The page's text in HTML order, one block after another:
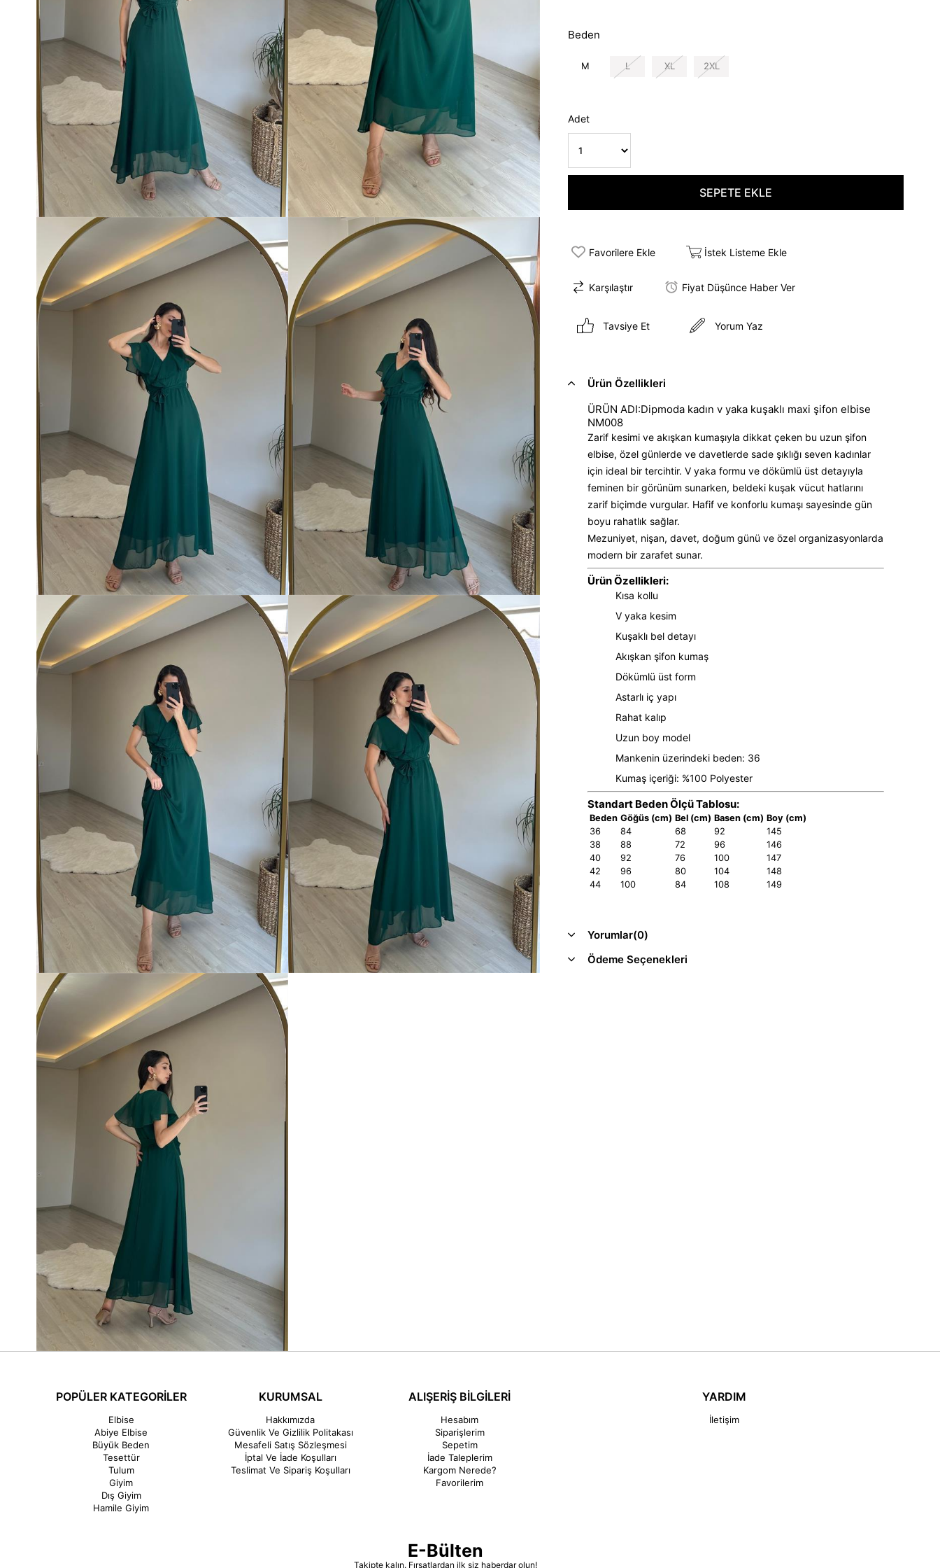
Beden
M L XL 2XL
Adet
Favorilere Ekle İstek Listeme Ekle
Karşılaştır Fiyat Düşünce Haber Ver
Tavsiye Et Yorum Yaz
Ürün Özellikleri
ÜRÜN ADI:Dipmoda kadın v yaka kuşaklı maxi şifon elbise
NM008
Zarif kesimi ve akışkan kumaşıyla dikkat çeken bu uzun şifon
elbise, özel günlerde ve davetlerde sade şıklığı seven kadınlar
için ideal bir tercihtir. V yaka formu ve dökümlü üst detayıyla
feminen bir görünüm sunarken, beldeki kuşak vücut hatlarını
zarif biçimde vurgular. Hafif ve konforlu kumaşı sayesinde gün
boyu rahatlık sağlar.
Mezuniyet, nişan, davet, doğum günü ve özel organizasyonlarda
modern bir zarafet sunar.
Ürün Özellikleri:
Kısa kollu
V yaka kesim
Kuşaklı bel detayı
Akışkan şifon kumaş
Dökümlü üst form
Astarlı iç yapı
Rahat kalıp
Uzun boy model
Mankenin üzerindeki beden: 36
Kumaş içeriği: %100 Polyester
Standart Beden Ölçü Tablosu:
Beden Göğüs (cm) Bel (cm) Basen (cm) Boy (cm)
36
84 68 92
145
38
88 72 96
146
40
92 76 100
147
42
96 80 104
148
44
100 84 108 149
Yorumlar(0)
Ödeme Seçenekleri
POPÜLER KATEGORİLER
Elbise
Abiye Elbise
Büyük Beden
Tesettür
Tulum
Giyim
Dış Giyim
Hamile Giyim
KURUMSAL
Hakkımızda
Güvenlik Ve Gizlilik Politakası
Mesafeli Satış Sözleşmesi
İptal Ve İade Koşulları
Teslimat Ve Sipariş Koşulları
ALIŞERİŞ BİLGİLERİ
Hesabım
Siparişlerim
Sepetim
İade Taleplerim
Kargom Nerede?
Favorilerim
YARDIM
İletişim
E-Bülten
Takipte kalın. Fırsatlardan ilk siz haberdar olun!